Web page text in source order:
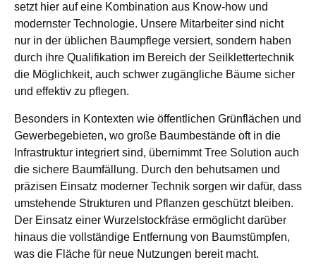
setzt hier auf eine Kombination aus Know-how und
modernster Technologie. Unsere Mitarbeiter sind nicht
nur in der üblichen Baumpflege versiert, sondern haben
durch ihre Qualifikation im Bereich der Seilklettertechnik
die Möglichkeit, auch schwer zugängliche Bäume sicher
und effektiv zu pflegen.
Besonders in Kontexten wie öffentlichen Grünflächen und
Gewerbegebieten, wo große Baumbestände oft in die
Infrastruktur integriert sind, übernimmt Tree Solution auch
die sichere Baumfällung. Durch den behutsamen und
präzisen Einsatz moderner Technik sorgen wir dafür, dass
umstehende Strukturen und Pflanzen geschützt bleiben.
Der Einsatz einer Wurzelstockfräse ermöglicht darüber
hinaus die vollständige Entfernung von Baumstümpfen,
was die Fläche für neue Nutzungen bereit macht.